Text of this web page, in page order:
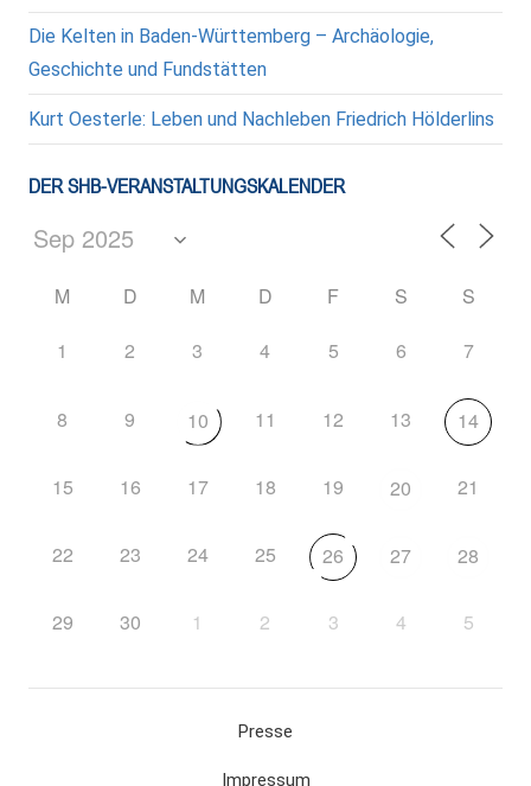
Die Kelten in Baden-Württemberg – Archäologie,
Geschichte und Fundstätten
Kurt Oesterle: Leben und Nachleben Friedrich Hölderlins
DER SHB-VERANSTALTUNGSKALENDER
M D M D F S S
1 2 3 4 5 6 7
8 9 10 11 12 13 14
15 16 17 18 19 20 21
22 23 24 25 26 27 28
29 30 1 2 3 4 5
Presse
Impressum